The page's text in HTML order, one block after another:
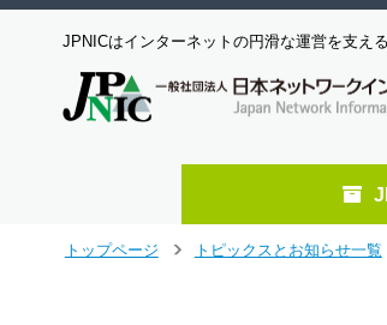
JPNICはインターネットの円滑な運営を支え
トップページ
トピックスとお知らせ一覧